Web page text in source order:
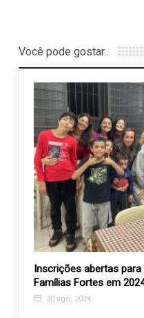
Você pode gostar...
Inscrições abertas
Famílias Fortes em
30 ago, 2024